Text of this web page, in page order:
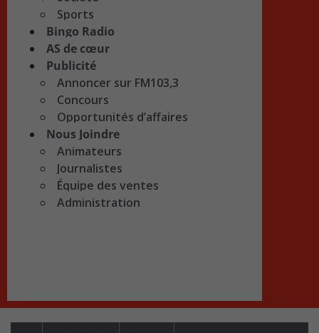
Sports
Bingo Radio
AS de cœur
Publicité
Annoncer sur FM103,3
Concours
Opportunités d’affaires
Nous Joindre
Animateurs
Journalistes
Équipe des ventes
Administration